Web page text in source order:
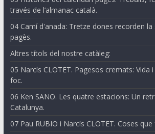
través de l’almanac català.
04 Camí d'anada: Tretze dones recorden la
pagès.
Altres títols del nostre catàleg:
05 Narcís CLOTET. Pagesos cremats: Vida
foc.
06 Ken SANO. Les quatre estacions: Un
Catalunya.
07 Pau RUBIO i Narcís CLOTET. Coses